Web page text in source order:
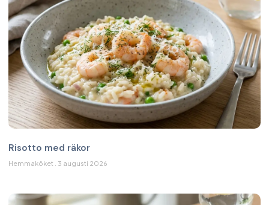
Risotto med räkor
Hemmaköket 3 augusti 2026